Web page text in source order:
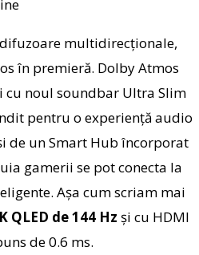
multidirecţionale,
în premieră. Dolby Atmos
cu noul soundbar Ultra Slim
pentru o experienţă audio
de un Smart Hub încorporat
gamerii se pot conecta la
Aşa cum scriam mai
QLED de 144 Hz şi cu HDMI
de 0.6 ms.